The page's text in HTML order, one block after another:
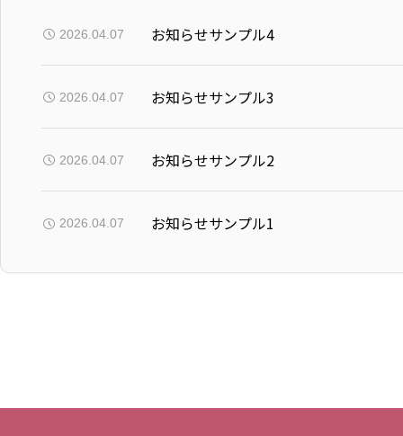
2026.04.07 お知らせサンプル4
2026.04.07 お知らせサンプル3
2026.04.07 お知らせサンプル2
2026.04.07 お知らせサンプル1